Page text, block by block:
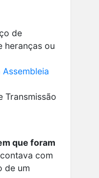
de
heranças ou
Transmissão
que foram
com
de um